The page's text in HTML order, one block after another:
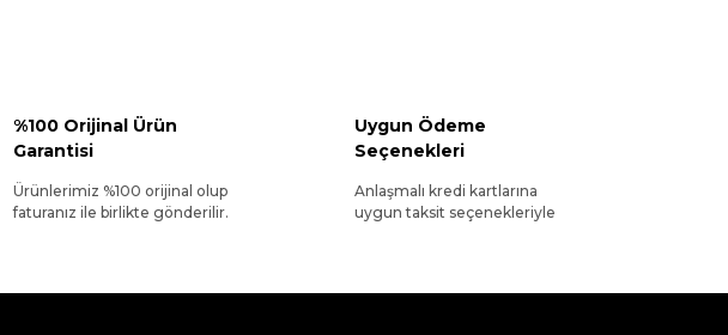
%100 Orijinal Ürün
Garantisi
Ürünlerimiz %100 orijinal olup
faturanız ile birlikte gönderilir.
Uygun Ödeme
Seçenekleri
Anlaşmalı kredi kartlarına
uygun taksit seçenekleriyle